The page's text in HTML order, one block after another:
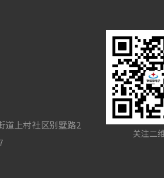
道上村社区别墅路2
关注二